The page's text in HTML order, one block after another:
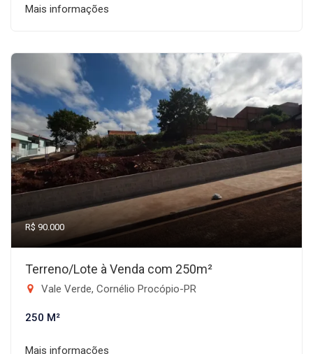
Mais informações
R$ 90.000
Terreno/Lote à Venda com 250m²
Vale Verde, Cornélio Procópio-PR
250 M²
Mais informações